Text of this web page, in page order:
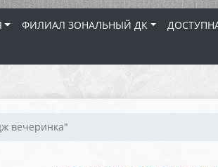
ФИЛИАЛ ЗОНАЛЬНЫЙ ДК
вечеринка"